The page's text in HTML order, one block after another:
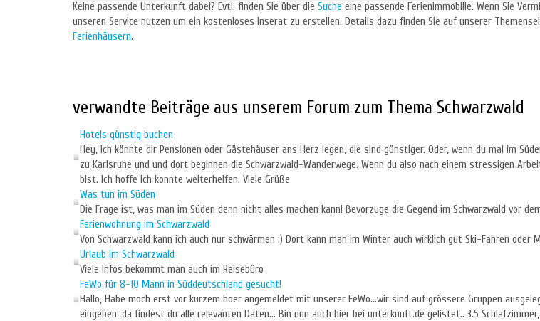
Keine passende Unterkunft dabei? Evtl. finden Sie über die Suche eine passende Ferienimmobilie. Wenn Sie
unseren Service nutzen um ein kostenloses Inserat zu erstellen. Details dazu finden Sie auf unserer
Ferienhäusern.
verwandte Beiträge aus unserem Forum zum Thema Schwarzwald
Hotels günstig buchen
Hey, ich könnte dir Pensionen oder Gästehäuser ans Herz legen, die sind günstiger. Oder, wenn du mal im
zu Karlsruhe und und dort beginnen die Schwarzwald-Wanderwege. Wenn du also nach einem stressigen
bist. Ich hoffe ich konnte weiterhelfen. Viele Grüße
Was tun im Süden
Die Frage ist, was man im Süden denn nicht alles machen kann! Bevorzuge die Gegend im Schwarzwald vor
Ferienwohnung im Schwarzwald
Von Schwarzwald kann ich auch nur schwärmen :) Dort kann man im Winter auch wirklich gut Ski-Fahren oder
Urlaub im Schwarzwald
Viele Infos bekommt man auch im Reisebüro
FeWo für 8-10 Mann in Süddeutschland gesucht!
Hallo, Habe moch erst vor kurzem hoer angemeldet mit unserer FeWo...wir sind auf grössere Gruppen
eingeben, da findest du alle relevanten Daten... Bin nun auch hier bei unterkunft.de gelistet.. 3.5 Schlafzimmer,